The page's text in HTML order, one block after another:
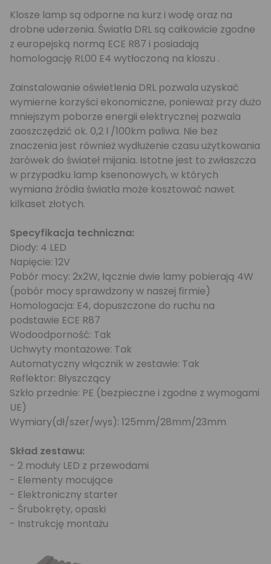
Klosze lamp są odporne na kurz i wodę oraz na
drobne uderzenia. Światła DRL są całkowicie zgodne
z europejską normą ECE R87 i posiadają
homologację RL00 E4 wytłoczoną na kloszu .
Zainstalowanie oświetlenia DRL pozwala uzyskać
wymierne korzyści ekonomiczne, ponieważ przy dużo
mniejszym poborze energii elektrycznej pozwala
zaoszczędzić ok. 0,2 l /100km paliwa. Nie bez
znaczenia jest również wydłużenie czasu użytkowania
żarówek do świateł mijania. Istotne jest to zwłaszcza
w przypadku lamp ksenonowych, w których
wymiana źródła światła może kosztować nawet
kilkaset złotych.
Specyfikacja techniczna:
Diody: 4 LED
Napięcie: 12V
Pobór mocy: 2x2W, łącznie dwie lamy pobierają 4W
(pobór mocy sprawdzony w naszej firmie)
Homologacja: E4, dopuszczone do ruchu na
podstawie ECE R87
Wodoodporność: Tak
Uchwyty montażowe: Tak
Automatyczny włącznik w zestawie: Tak
Reflektor: Błyszczący
Szkło przednie: PE (bezpieczne i zgodne z wymogami
UE)
Wymiary(dł/szer/wys): 125mm/28mm/23mm
Skład zestawu:
- 2 moduły LED z przewodami
- Elementy mocujące
- Elektroniczny starter
- Śrubokręty, opaski
- Instrukcję montażu